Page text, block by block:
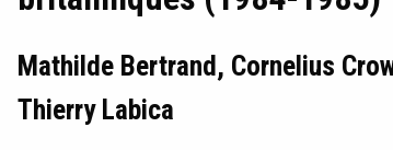
Mathilde Bertrand, Cornelius
Thierry Labica